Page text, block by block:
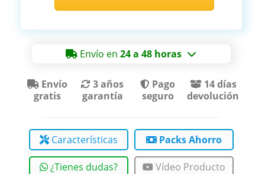
Envío en24 a 48 horas
Envío
gratis
3 años
garantía
Pago
seguro
14 días
devolución
Características Packs Ahorro
¿Tienes dudas? Vídeo Producto